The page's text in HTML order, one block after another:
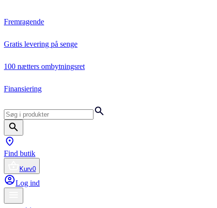
Fremragende
Gratis levering på senge
100 nætters ombytningsret
Finansiering
Find butik
Kurv0
Log ind